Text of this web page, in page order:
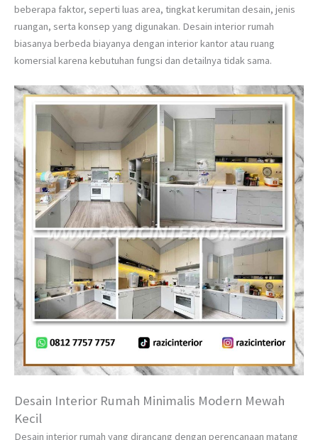
beberapa faktor, seperti luas area, tingkat kerumitan desain, jenis
ruangan, serta konsep yang digunakan. Desain interior rumah
biasanya berbeda biayanya dengan interior kantor atau ruang
komersial karena kebutuhan fungsi dan detailnya tidak sama.
Desain Interior Rumah Minimalis Modern Mewah
Kecil
Desain interior rumah yang dirancang dengan perencanaan matang